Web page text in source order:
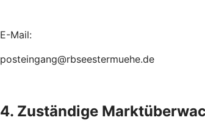
E-Mail:
posteingang@rbseestermuehe.de
4. Zuständige